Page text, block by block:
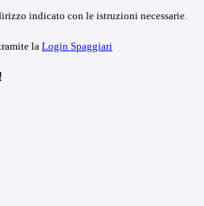
indicato con le istruzioni necessarie.
la Login Spaggiari